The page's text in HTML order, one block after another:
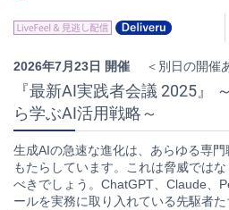
2026年7月23日 開催 ＜別日の開催
『最新AI実践者会議 2025』
ら学ぶAI活用戦略～
生成AIの急速な進化は、あらゆる専
もたらしています。これは脅威では
べきでしょう。ChatGPT、Claude、
ールを実務に取り入れている先駆者